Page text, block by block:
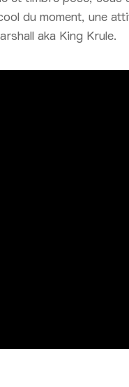
du moment, une
aka King Krule.